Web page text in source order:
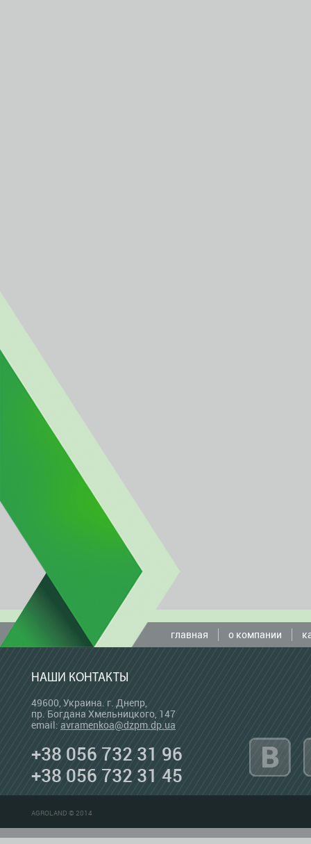
главная о компании
НАШИ КОНТАКТЫ
49600, Украина. г. Днепр,
пр. Богдана Хмельницкого, 147
email: avramenkoa@dzpm.dp.ua
+38 056 732 31 96
+38 056 732 31 45
AGROLAND © 2014